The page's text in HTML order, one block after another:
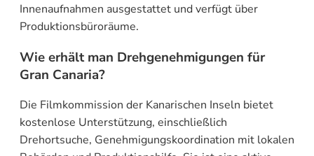
Innenaufnahmen ausgestattet und verfügt über
Produktionsbüroräume.
Wie erhält man Drehgenehmigungen für
Gran Canaria?
Die Filmkommission der Kanarischen Inseln bietet
kostenlose Unterstützung, einschließlich
Drehortsuche, Genehmigungskoordination mit lokalen